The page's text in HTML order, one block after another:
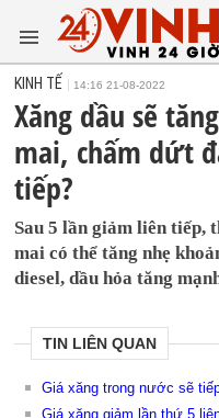
KINH TẾ 14:16 21-08-2022
Xăng dầu sẽ
mai, chấm dứt
tiếp?
Sau 5 lần giảm liên tiếp,
mai có thể tăng nhẹ
diesel, dầu hỏa tăng
TIN LIÊN QUAN
Giá xăng trong nước sẽ
Giá xăng giảm lần thứ 5